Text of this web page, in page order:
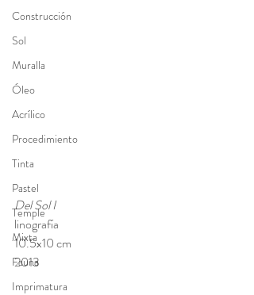
Construcción
Sol
Muralla
Óleo
Acrílico
Procedimiento
Tinta
Pastel
Temple
Mixta
Fauna
Imprimatura
Del Sol I
linografía
10.5x10 cm
2013